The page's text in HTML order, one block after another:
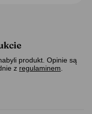
produkt. Opinie są
z regulaminem